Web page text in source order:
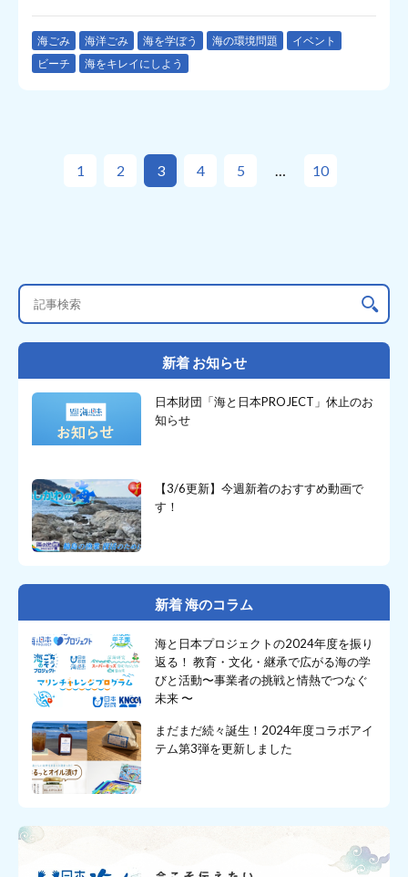
海ごみ 海洋ごみ 海を学ぼう 海の環境問題
イベント
ビーチ
海をキレイにしよう
1 2 3 4 5 10
新着 お知らせ
日本財団「海と日本PROJECT」休止のお
知らせ
【3/6更新】今週新着のおすすめ動画で
す！
新着 海のコラム
海と日本プロジェクトの2024年度を振り
返る！ 教育・文化・継承で広がる海の学
びと活動〜事業者の挑戦と情熱でつなぐ
未来 〜
まだまだ続々誕生！2024年度コラボアイ
テム第3弾を更新しました